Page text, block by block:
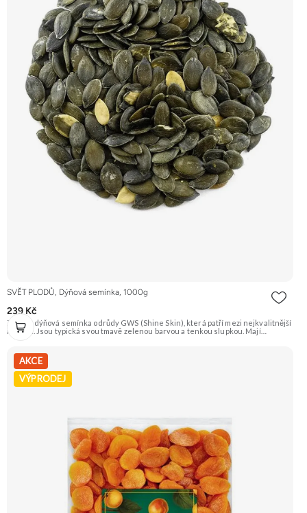
SVĚT PLODŮ, Dýňová semínka, 1000g
239 Kč
Zelená dýňová semínka odrůdy GWS (Shine Skin), která patří mezi nejkvalitnější
na trhu. Jsou typická svou tmavě zelenou barvou a tenkou slupkou. Mají
cena Vyzkoušet
AKCE
VÝPRODEJ